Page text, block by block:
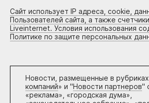
Сайт использует IP адреса, cookie,
Пользователей сайта, а также
Liveinternet. Условия использования
Политике по защите персональных
Новости, размещенные в
компаний» и "Новости партнеров"
«реклама», «городская дума»,